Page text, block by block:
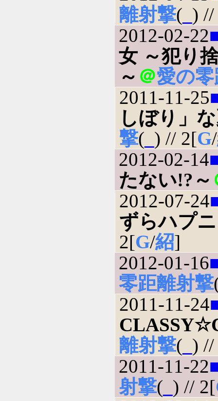
離射撃( )
2012-02-22
女 ～犯り
～ ＠愛の
2011-11-25
しぼり」
撃( ) // 2[G/
2012-02-14
たない!?～
2012-07-24
ずらハプ
2[G/紹]
2012-01-16
零距離射撃
2011-11-24
離射撃( )
2011-11-22
射撃( ) // 2[